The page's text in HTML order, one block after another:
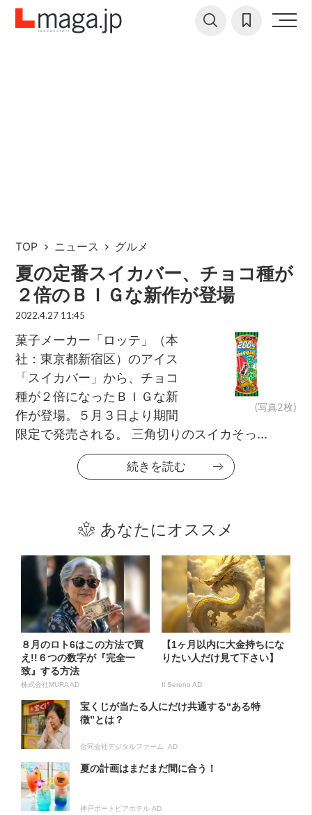
TOP ニュース グルメ
夏の定番スイカバー、チョコ種が
２倍のＢＩＧな新作が登場
2022.4.27 11:45
(写真2枚)
菓子メーカー「ロッテ」（本
社：東京都新宿区）のアイス
「スイカバー」から、チョコ
種が２倍になったＢＩＧな新
作が登場。５月３日より期間
限定で発売される。 三角切りのスイカそっ...
続きを読む
あなたにオススメ
８月のロト6はこの方法で買
え!!６つの数字が『完全一
致』する方法
株式会社MURA AD
【1ヶ月以内に大金持ちにな
りたい人だけ見て下さい】
Il Sereno AD
宝くじが当たる人にだけ共通する“ある特
徴”とは？
合同会社デジタルファーム AD
夏の計画はまだまだ間に合う！
神戸ポートピアホテル AD